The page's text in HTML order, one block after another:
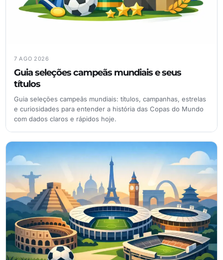
7 AGO 2026
Guia seleções campeãs mundiais e seus
títulos
Guia seleções campeãs mundiais: títulos, campanhas, estrelas
e curiosidades para entender a história das Copas do Mundo
com dados claros e rápidos hoje.